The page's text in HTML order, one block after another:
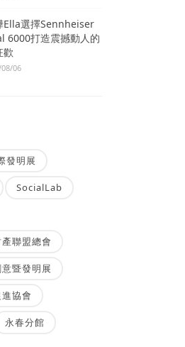
Ella選擇Sennheiser
6000打造震撼動人的
歡
06
發明展
SocialLab
聯盟總會
暨發明展
協會
永春分館